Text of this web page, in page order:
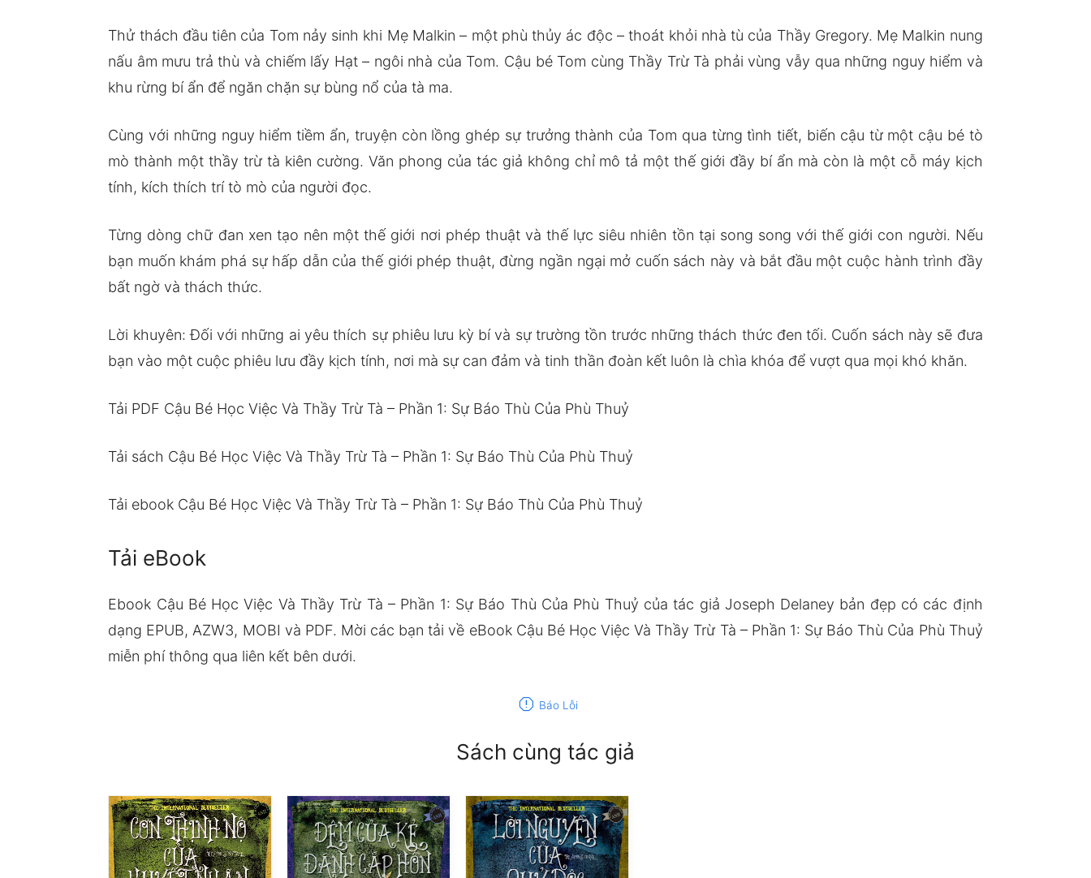
Thử thách đầu tiên của Tom nảy sinh khi Mẹ Malkin – một phù thủy ác độc – thoát khỏi nhà tù của Thầy Gregory. Mẹ Malkin nung
nấu âm mưu trả thù và chiếm lấy Hạt – ngôi nhà của Tom. Cậu bé Tom cùng Thầy Trừ Tà phải vùng vẫy qua những nguy hiểm và
khu rừng bí ẩn để ngăn chặn sự bùng nổ của tà ma.
Cùng với những nguy hiểm tiềm ẩn, truyện còn lồng ghép sự trưởng thành của Tom qua từng tình tiết, biến cậu từ một cậu bé tò
mò thành một thầy trừ tà kiên cường. Văn phong của tác giả không chỉ mô tả một thế giới đầy bí ẩn mà còn là một cỗ máy kịch
tính, kích thích trí tò mò của người đọc.
Từng dòng chữ đan xen tạo nên một thế giới nơi phép thuật và thế lực siêu nhiên tồn tại song song với thế giới con người. Nếu
bạn muốn khám phá sự hấp dẫn của thế giới phép thuật, đừng ngần ngại mở cuốn sách này và bắt đầu một cuộc hành trình đầy
bất ngờ và thách thức.
Lời khuyên: Đối với những ai yêu thích sự phiêu lưu kỳ bí và sự trường tồn trước những thách thức đen tối. Cuốn sách này sẽ đưa
bạn vào một cuộc phiêu lưu đầy kịch tính, nơi mà sự can đảm và tinh thần đoàn kết luôn là chìa khóa để vượt qua mọi khó khăn.
Tải PDF Cậu Bé Học Việc Và Thầy Trừ Tà – Phần 1: Sự Báo Thù Của Phù Thuỷ
Tải sách Cậu Bé Học Việc Và Thầy Trừ Tà – Phần 1: Sự Báo Thù Của Phù Thuỷ
Tải ebook Cậu Bé Học Việc Và Thầy Trừ Tà – Phần 1: Sự Báo Thù Của Phù Thuỷ
Tải eBook
Ebook Cậu Bé Học Việc Và Thầy Trừ Tà – Phần 1: Sự Báo Thù Của Phù Thuỷ của tác giả Joseph Delaney bản đẹp có các định
dạng EPUB, AZW3, MOBI và PDF. Mời các bạn tải về eBook Cậu Bé Học Việc Và Thầy Trừ Tà – Phần 1: Sự Báo Thù Của Phù Thuỷ
miễn phí thông qua liên kết bên dưới.
report Báo Lỗi
Sách cùng tác giả